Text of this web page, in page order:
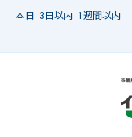
本日
3日以内 1週間以内